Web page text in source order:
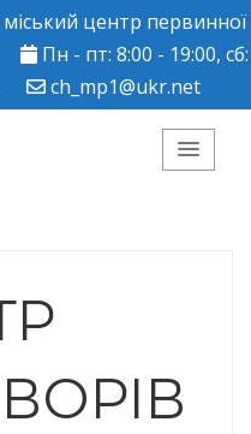
центр первинної
Пн - пт: 8:00 - 19:00, сб:
ch_mp1@ukr.net
міський